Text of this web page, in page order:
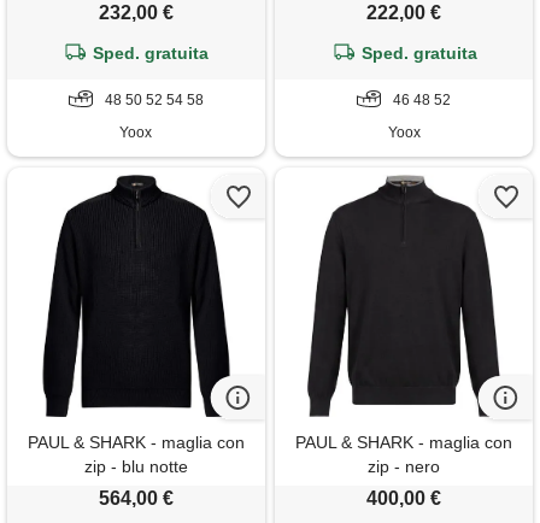
232,00 €
Sped. gratuita
48 50 52 54 58
Yoox
222,00 €
Sped. gratuita
46 48 52
Yoox
PAUL & SHARK - maglia con
zip - blu notte
564,00 €
PAUL & SHARK - maglia con
zip - nero
400,00 €